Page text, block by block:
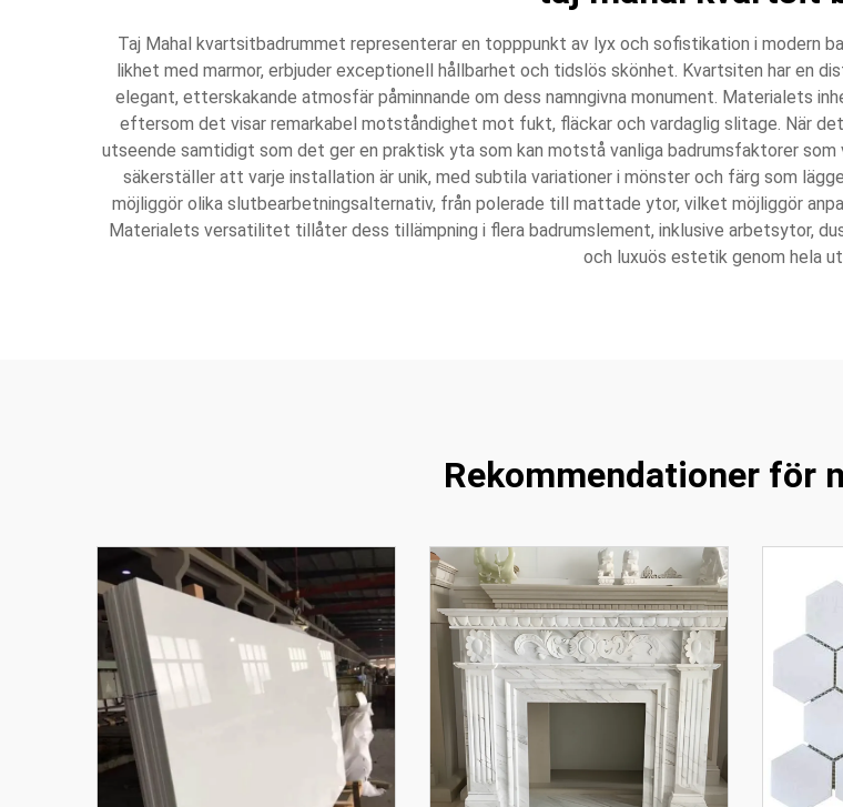
Taj Mahal kvartsitbadrummet representerar en topppunkt av lyx och sofistikation i modern
likhet med marmor, erbjuder exceptionell hållbarhet och tidslös skönhet. Kvartsiten har en
elegant, etterskakande atmosfär påminnande om dess namngivna monument. Materialets
eftersom det visar remarkabel motståndighet mot fukt, fläckar och vardaglig slitage. När
utseende samtidigt som det ger en praktisk yta som kan motstå vanliga badrumsfaktorer
säkerställer att varje installation är unik, med subtila variationer i mönster och färg som
möjliggör olika slutbearbetningsalternativ, från polerade till mattade ytor, vilket möjliggör
Materialets versatilitet tillåter dess tillämpning i flera badrumslement, inklusive arbetsytor,
och luxuös estetik genom hela
Rekommendationer för